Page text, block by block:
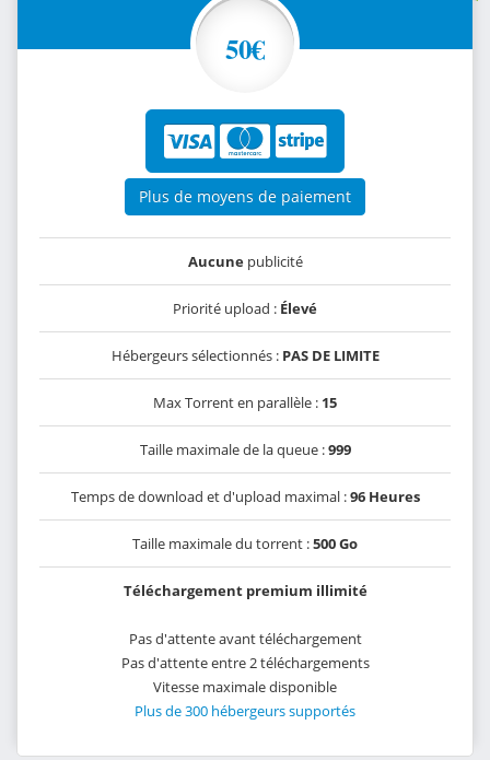
50€
Plus de moyens de paiement
Aucunepublicité
Priorité upload : Élevé
Hébergeurs sélectionnés : PAS DE LIMITE
Max Torrent en parallèle : 15
Taille maximale de la queue :999
Temps de download et d'upload maximal :96 Heures
Taille maximale du torrent :500 Go
Téléchargement premium illimité
Pas d'attente avant téléchargement
Pas d'attente entre 2 téléchargements
Vitesse maximale disponible
Plus de 300 hébergeurs supportés